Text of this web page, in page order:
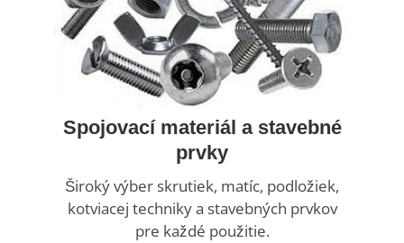
Spojovací materiál a stavebné
prvky
Široký výber skrutiek, matíc, podložiek,
kotviacej techniky a stavebných prvkov
pre každé použitie.